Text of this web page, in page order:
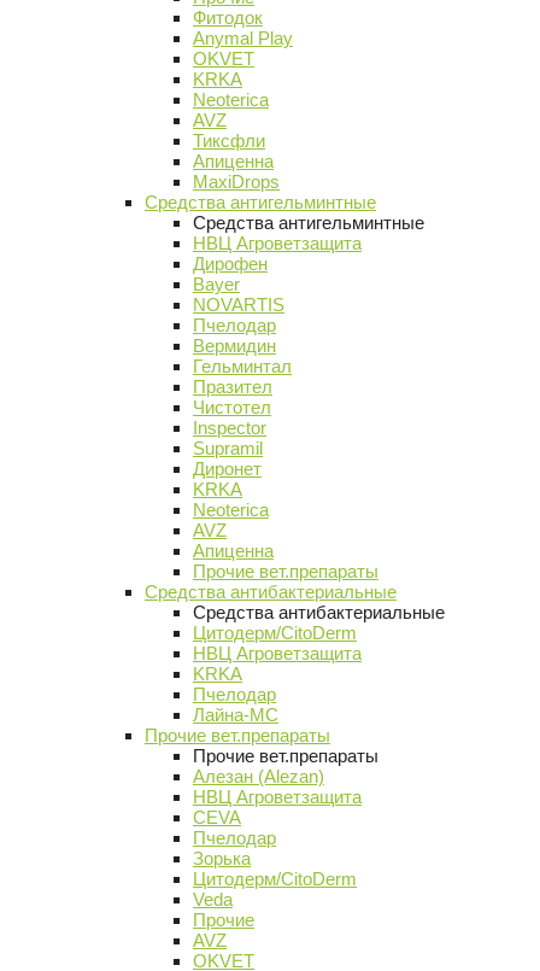
Фитодок
Anymal Play
OKVET
KRKA
Neoterica
AVZ
Тиксфли
Апиценна
MaxiDrops
Средства антигельминтные
Средства антигельминтные
НВЦ Агроветзащита
Дирофен
Bayer
NOVARTIS
Пчелодар
Вермидин
Гельминтал
Празител
Чистотел
Inspector
Supramil
Диронет
KRKA
Neoterica
AVZ
Апиценна
Прочие вет.препараты
Средства антибактериальные
Средства антибактериальные
Цитодерм/CitoDerm
НВЦ Агроветзащита
KRKA
Пчелодар
Лайна-МС
Прочие вет.препараты
Прочие вет.препараты
Алезан (Alezan)
НВЦ Агроветзащита
CEVA
Пчелодар
Зорька
Цитодерм/CitoDerm
Veda
Прочие
AVZ
OKVET